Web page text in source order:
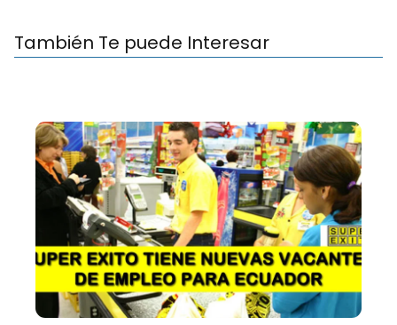
También Te puede Interesar